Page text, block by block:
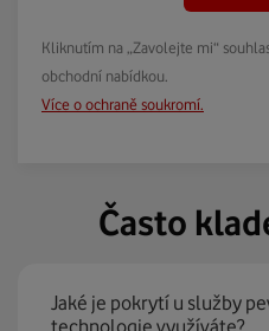
Kliknutím na „Zavolejte mi“
obchodní nabídkou.
Více o ochraně soukromí.
Často
Jaké je pokrytí u služby
technologie využíváte?